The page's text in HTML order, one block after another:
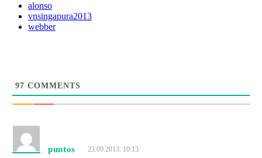
alonso
vnsingapura2013
webber
97 COMMENTS
puntos 23.09.2013. 10:13